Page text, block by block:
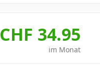
CHF 34.95
im Monat